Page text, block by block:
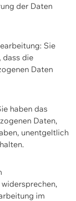
der Daten
Sie
dass die
Daten
haben das
Daten,
unentgeltlich
im